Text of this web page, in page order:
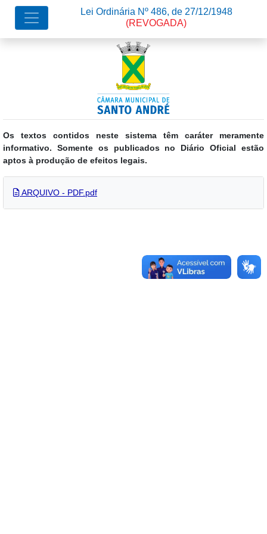
Os textos contidos neste sistema têm caráter meramente
informativo. Somente os publicados no Diário Oficial estão
aptos à produção de efeitos legais.
Lei Ordinária Nº 486, de 27/12/1948
(REVOGADA)
ARQUIVO - PDF.pdf